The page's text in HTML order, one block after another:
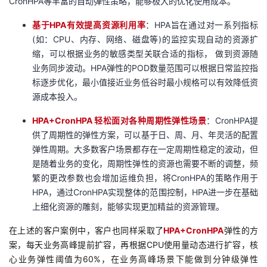
基于HPA有效提高资源利用率：HPA旨在通过对一系列指标
(如：CPU、内存、网络、磁盘等)的监控实现自动的资源扩
缩，可以根据业务的敏感类型关联合适的指标， 做到资源随
业务同步波动。HPA弹性的POD数量范围可以根据日常监控指
标逐步优化，最小值接近业务低谷时最小规格可以有效降低资
源成本投入。
HPA+CronHPA 轻松面对各种周期性弹性场景：CronHPA提
供了周期性的弹性方案，可以基于日、周、月、年灵活的配置
弹性周期。大多数客户场景都存在一定周期性稳定的波动，但
是随着业务的变化，周期性弹性的资源也需要不断的调整，频
繁的更改参数也会增加运维负担，将CronHPA的策略作用于
HPA，通过CronHPA实现整体的范围控制，HPA进一步在基础
上细化资源的雕刻，能够实现更加精益的资源管理。
在上述的客户案例中，客户也同样采取了HPA+CronHPA弹性的方
案，每天业务高峰提前扩容，再根据CPU使用量动态进行扩容，核
心业务弹性阈值为60%，在业务高峰场景下能做到分钟级弹性